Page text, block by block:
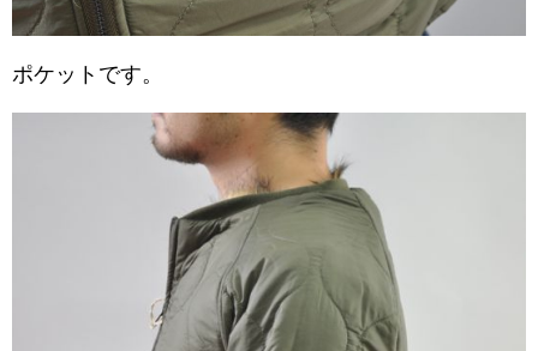
ポケットです。